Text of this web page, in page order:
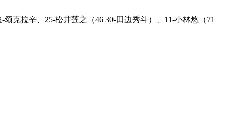
克拉辛、25-松井莲之（46 30-田边秀斗）、11-小林悠（71